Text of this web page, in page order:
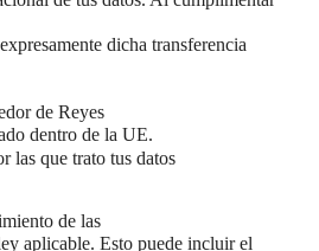
dicha transferencia
de Reyes
dentro de la UE.
las que trato tus datos
de las
aplicable. Esto puede incluir el